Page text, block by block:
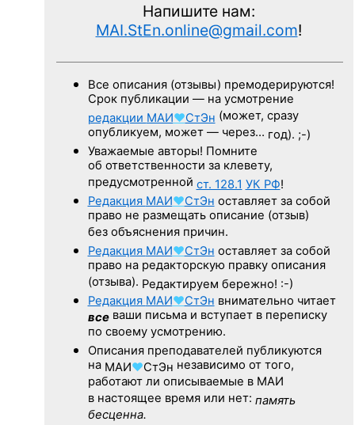
Напишите нам:
MAI.StEn.online@gmail.com!
Все описания (отзывы) премодерируются!
Срок публикации — на усмотрение
редакции МАИ♥СтЭн (может, сразу
опубликуем, может — через… год). ;-)
Уважаемые авторы! Помните
об ответственности за клевету,
предусмотренной ст. 128.1 УК РФ!
Редакция МАИ♥СтЭн оставляет за собой
право не размещать описание (отзыв)
без объяснения причин.
Редакция МАИ♥СтЭн оставляет за собой
право на редакторскую правку описания
(отзыва). Редактируем бережно! :-)
Редакция МАИ♥СтЭн внимательно читает
всеваши письма и вступает в переписку
по своему усмотрению.
Описания преподавателей публикуются
на МАИ♥СтЭн независимо от того,
работают ли описываемые в МАИ
в настоящее время или нет: память
бесценна.